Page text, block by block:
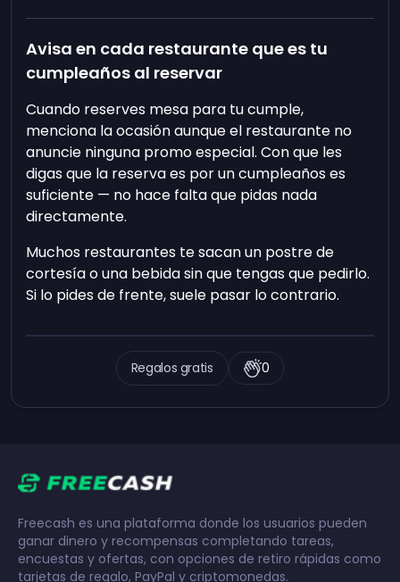
Avisa en cada restaurante que es tu
cumpleaños al reservar
Cuando reserves mesa para tu cumple,
menciona la ocasión aunque el restaurante no
anuncie ninguna promo especial. Con que les
digas que la reserva es por un cumpleaños es
suficiente — no hace falta que pidas nada
directamente.
Muchos restaurantes te sacan un postre de
cortesía o una bebida sin que tengas que pedirlo.
Si lo pides de frente, suele pasar lo contrario.
Regalos gratis 0
Freecash es una plataforma donde los usuarios pueden
ganar dinero y recompensas completando tareas,
encuestas y ofertas, con opciones de retiro rápidas como
tarjetas de regalo, PayPal y criptomonedas.